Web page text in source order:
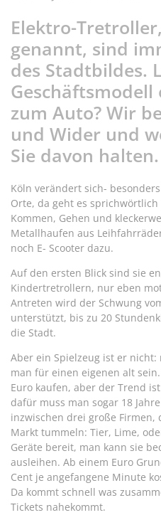
Elektro-
genannt, sind
des Stadtbildes.
zum Auto? Wir
und Wider und
Sie davon halten.
Köln verändert sich-
Orte, da geht es
Kommen, Gehen und
Metallhaufen aus
noch E- Scooter dazu.
Auf den ersten Blick sind sie
Kindertretrollern, nur eben
Antreten wird der Schwung
unterstützt, bis zu 20
die Stadt.
Aber ein Spielzeug ist er nicht:
man für einen eigenen alt
Euro kaufen, aber der Trend
dafür muss man sogar 18
inzwischen drei große
Markt tummeln: Tier, Lime,
Geräte bereit, man kann sie
ausleihen. Ab einem Euro
Cent je angefangene Minute
Da kommt schnell was
Tickets nahekommt.